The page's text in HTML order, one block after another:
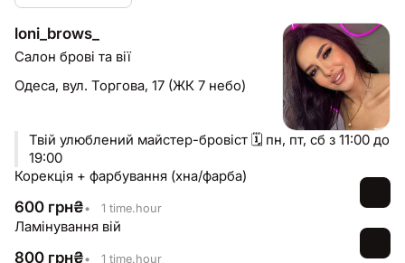
loni_brows_
Салон брові та вії
Одеса, вул. Торгова, 17 (ЖК 7 небо)
Твій улюблений майстер-бровіст 🗓️ пн, пт, сб з 11:00 до
19:00
Корекція + фарбування (хна/фарба)
600 грн₴• 1 time.hour
Ламінування вій
800 грн₴• 1 time.hour